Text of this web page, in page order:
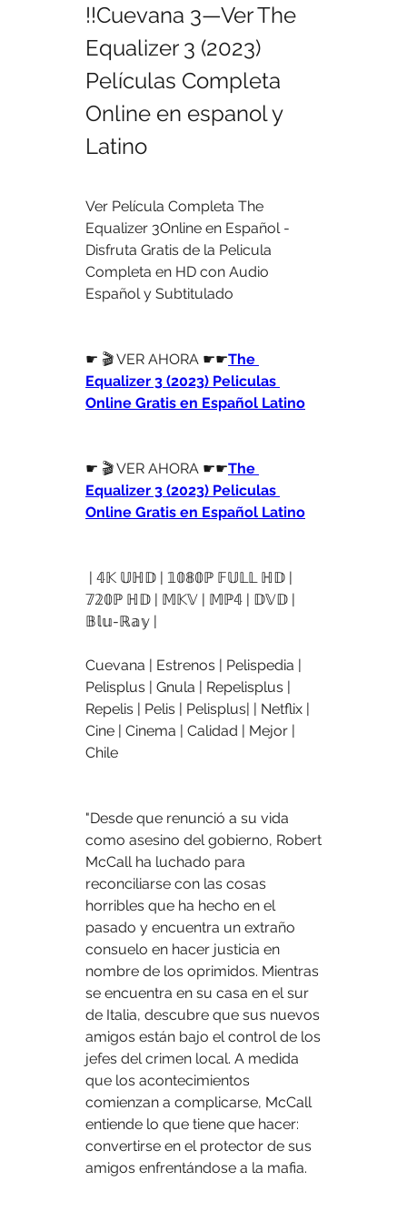
!!Cuevana 3—Ver The
Equalizer 3 (2023)
Películas Completa
Online en espanol y
Latino
Ver Película Completa The
Equalizer 3Online en Español -
Disfruta Gratis de la Pelicula
Completa en HD con Audio
Español y Subtitulado
☛ 🎬 VER AHORA ☛☛The
Equalizer 3 (2023) Peliculas
Online Gratis en Español Latino
☛ 🎬 VER AHORA ☛☛The
Equalizer 3 (2023) Peliculas
Online Gratis en Español Latino
𝟟𝟚𝟘ℙ ℍ𝔻 | 𝕄𝕂𝕍 | 𝕄ℙ𝟜 | 𝔻𝕍𝔻 |
𝔹𝕝𝕦-ℝ𝕒𝕪 |
Cuevana | Estrenos | Pelispedia |
Pelisplus | Gnula | Repelisplus |
Repelis | Pelis | Pelisplus| | Netflix |
Cine | Cinema | Calidad | Mejor |
Chile
"Desde que renunció a su vida
como asesino del gobierno, Robert
McCall ha luchado para
reconciliarse con las cosas
horribles que ha hecho en el
pasado y encuentra un extraño
consuelo en hacer justicia en
nombre de los oprimidos. Mientras
se encuentra en su casa en el sur
de Italia, descubre que sus nuevos
amigos están bajo el control de los
jefes del crimen local. A medida
que los acontecimientos
comienzan a complicarse, McCall
entiende lo que tiene que hacer:
convertirse en el protector de sus
amigos enfrentándose a la mafia.